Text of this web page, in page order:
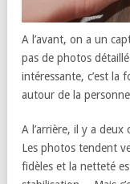
A l’avant, on a un
pas de photos
intéressante, c’est la
autour de la
A l’arrière, il y a deux
Les photos tendent
fidèles et la netteté